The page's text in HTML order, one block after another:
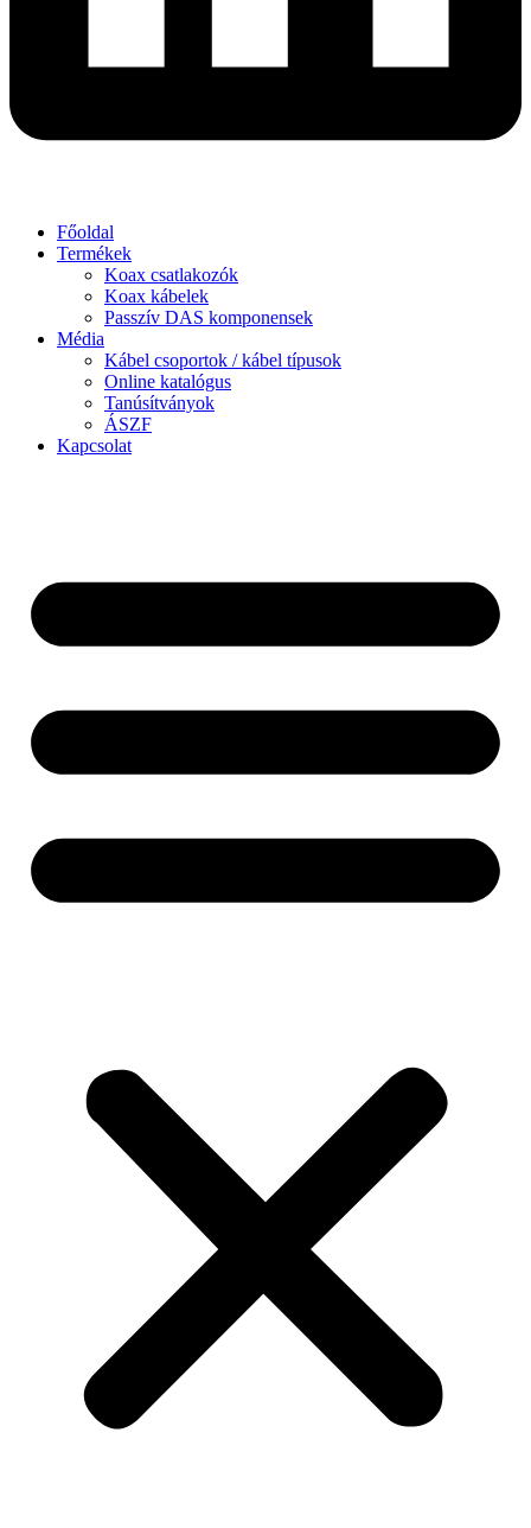
Főoldal
Termékek
Koax csatlakozók
Koax kábelek
Passzív DAS komponensek
Média
Kábel csoportok / kábel típusok
Online katalógus
Tanúsítványok
ÁSZF
Kapcsolat